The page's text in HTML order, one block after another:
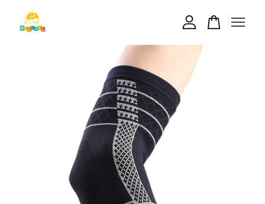
您的購物車目前還是空的。
繼續購物